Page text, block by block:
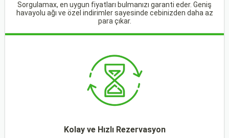
Sorgulamax, en uygun fiyatları bulmanızı garanti eder. Geniş
havayolu ağı ve özel indirimler sayesinde cebinizden daha az
para çıkar.
Kolay ve Hızlı Rezervasyon